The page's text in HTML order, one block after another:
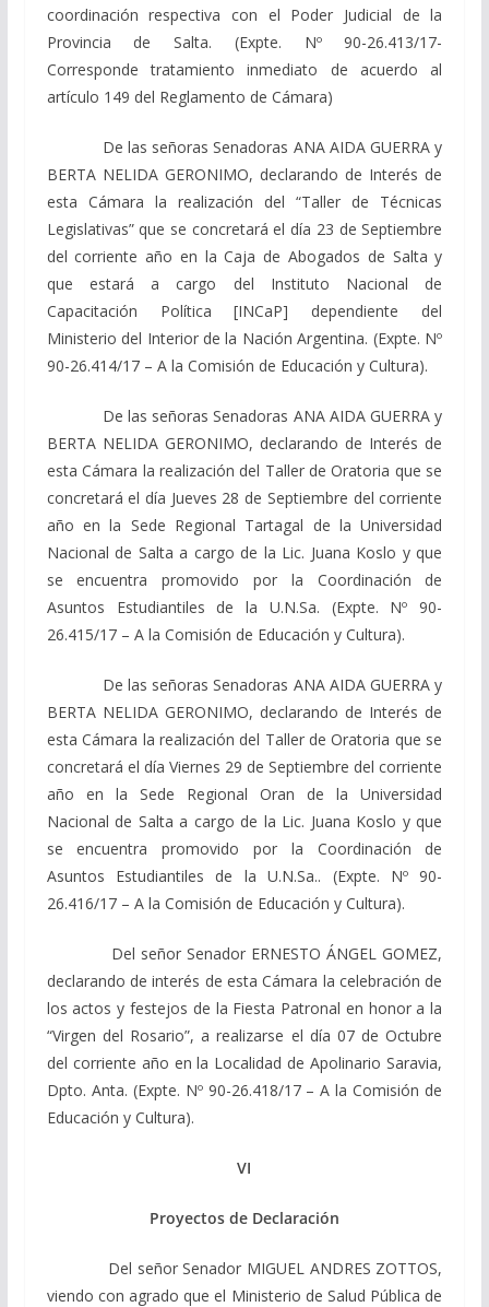
coordinación respectiva con el Poder Judicial de la
Provincia de Salta. (Expte. Nº 90-26.413/17-
Corresponde tratamiento inmediato de acuerdo al
artículo 149 del Reglamento de Cámara)
De las señoras Senadoras ANA AIDA GUERRA y
BERTA NELIDA GERONIMO, declarando de Interés de
esta Cámara la realización del “Taller de Técnicas
Legislativas” que se concretará el día 23 de Septiembre
del corriente año en la Caja de Abogados de Salta y
que estará a cargo del Instituto Nacional de
Capacitación Política [INCaP] dependiente del
Ministerio del Interior de la Nación Argentina. (Expte. Nº
90-26.414/17 – A la Comisión de Educación y Cultura).
De las señoras Senadoras ANA AIDA GUERRA y
BERTA NELIDA GERONIMO, declarando de Interés de
esta Cámara la realización del Taller de Oratoria que se
concretará el día Jueves 28 de Septiembre del corriente
año en la Sede Regional Tartagal de la Universidad
Nacional de Salta a cargo de la Lic. Juana Koslo y que
se encuentra promovido por la Coordinación de
Asuntos Estudiantiles de la U.N.Sa. (Expte. Nº 90-
26.415/17 – A la Comisión de Educación y Cultura).
De las señoras Senadoras ANA AIDA GUERRA y
BERTA NELIDA GERONIMO, declarando de Interés de
esta Cámara la realización del Taller de Oratoria que se
concretará el día Viernes 29 de Septiembre del corriente
año en la Sede Regional Oran de la Universidad
Nacional de Salta a cargo de la Lic. Juana Koslo y que
se encuentra promovido por la Coordinación de
Asuntos Estudiantiles de la U.N.Sa.. (Expte. Nº 90-
26.416/17 – A la Comisión de Educación y Cultura).
Del señor Senador ERNESTO ÁNGEL GOMEZ,
declarando de interés de esta Cámara la celebración de
los actos y festejos de la Fiesta Patronal en honor a la
“Virgen del Rosario”, a realizarse el día 07 de Octubre
del corriente año en la Localidad de Apolinario Saravia,
Dpto. Anta. (Expte. Nº 90-26.418/17 – A la Comisión de
Educación y Cultura).
VI
Proyectos de Declaración
Del señor Senador MIGUEL ANDRES ZOTTOS,
viendo con agrado que el Ministerio de Salud Pública de